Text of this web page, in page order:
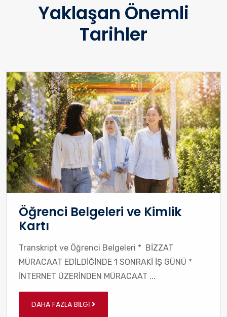
Yaklaşan Önemli
Tarihler
Öğrenci Belgeleri ve Kimlik
Kartı
Transkript ve Öğrenci Belgeleri * BİZZAT
MÜRACAAT EDİLDİĞİNDE 1 SONRAKİ İŞ GÜNÜ *
İNTERNET ÜZERİNDEN MÜRACAAT ...
DAHA FAZLA BILGI